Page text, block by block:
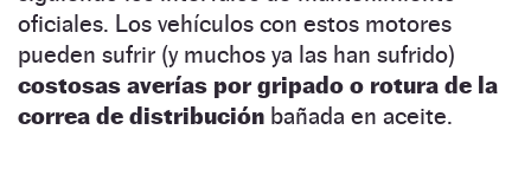
oficiales. Los vehículos con estos motores
pueden sufrir (y muchos ya las han sufrido)
costosas averías por gripado o rotura de la
correa de distribución bañada en aceite.